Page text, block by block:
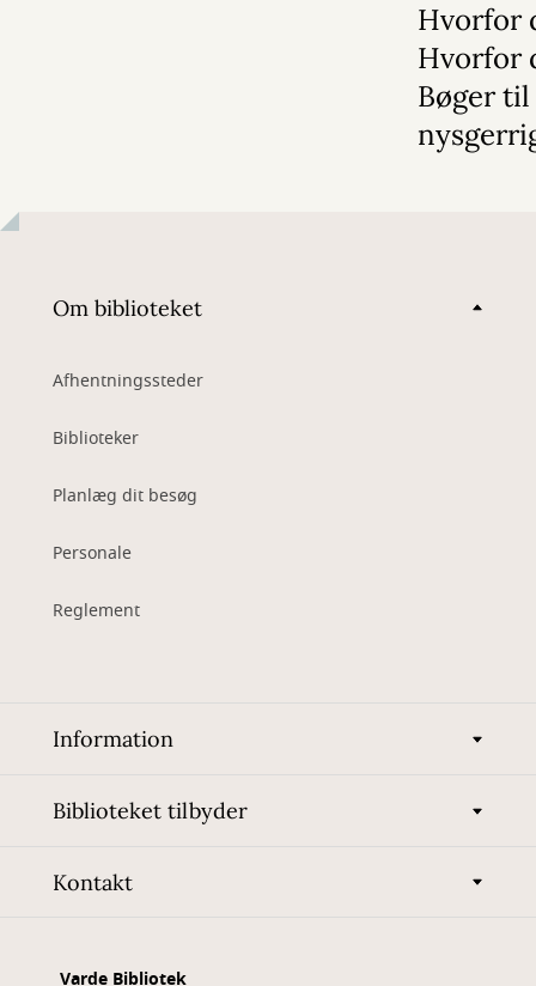
Hvorfor
Hvorfor
Bøger til
Om biblioteket
Afhentningssteder
Biblioteker
Planlæg dit besøg
Personale
Reglement
Information
Biblioteket tilbyder
Kontakt
Varde Bibliotek